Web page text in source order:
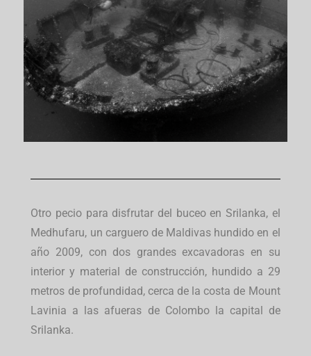
Otro pecio para disfrutar del buceo en Srilanka, el
Medhufaru, un carguero de Maldivas hundido en el
año 2009, con dos grandes excavadoras en su
interior y material de construcción, hundido a 29
metros de profundidad, cerca de la costa de Mount
Lavinia a las afueras de Colombo la capital de
Srilanka.